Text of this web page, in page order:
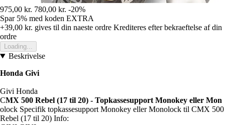
975,00 kr. 780,00 kr. -20%
Spar 5% med koden EXTRA
+39,00 kr. gives til din naeste ordre Krediteres efter bekraeftelse af din
ordre
Loading...
Beskrivelse
Honda Givi
Givi Honda
CMX 500 Rebel (17 til 20) - Topkassesupport Monokey eller Mon
olock Specifik topkassesupport Monokey eller Monolock til CMX 500
Rebel (17 til 20) Info: